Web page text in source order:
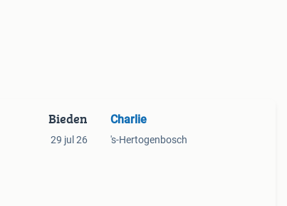
Bieden
29 jul 26
Charlie
's-Hertogenbosch